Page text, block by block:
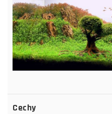
Cechy